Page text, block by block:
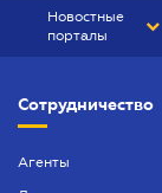
Новостные
порталы
БИЗНЕС
Сотрудничество
Агенты